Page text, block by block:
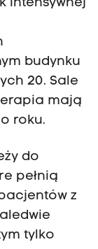
intensywnej
budynku
20. Sale
mają
roku.
do
pełnią
z
tylko